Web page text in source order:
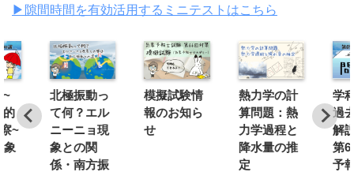
▶︎隙間時間を有効活用するミニテストはこちら
~
的
~
象
北極振動っ
て何？エル
ニーニョ現
象との関
係・南方振
模擬試験情
報のお知ら
せ
熱力学の計
算問題：熱
力学過程と
降水量の推
定
学
過
解
第
予